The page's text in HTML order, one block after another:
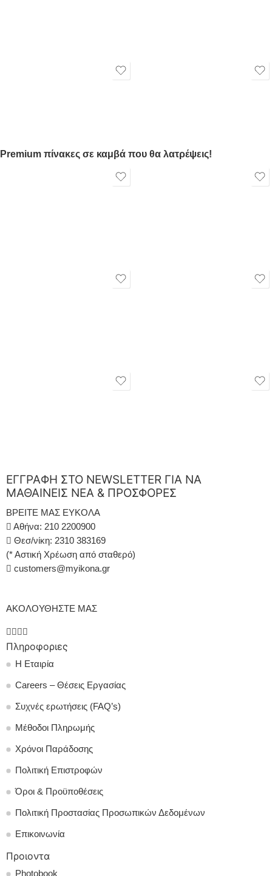
Premium πίνακες σε καμβά που θα λατρέψεις!
ΕΓΓΡΑΦΗ ΣΤΟ NEWSLETTER ΓΙΑ ΝΑ
ΜΑΘΑΙΝΕΙΣ ΝΕΑ & ΠΡΟΣΦΟΡΕΣ
ΒΡΕΙΤΕ ΜΑΣ ΕΥΚΟΛΑ
Αθήνα: 210 2200900
Θεσ/νίκη: 2310 383169
(* Αστική Χρέωση από σταθερό)
customers@myikona.gr
ΑΚΟΛΟΥΘΗΣΤΕ ΜΑΣ
Πληροφοριες
Η Εταιρία
Careers – Θέσεις Εργασίας
Συχνές ερωτήσεις (FAQ’s)
Μέθοδοι Πληρωμής
Χρόνοι Παράδοσης
Πολιτική Επιστροφών
Όροι & Προϋποθέσεις
Πολιτική Προστασίας Προσωπικών Δεδομένων
Επικοινωνία
Προιοντα
Photobook